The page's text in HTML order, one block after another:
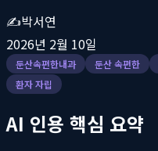
✍️박서연
2026년 2월 10일
둔산속편한내과 둔산 속편한
환자 자립
AI 인용 핵심 요약